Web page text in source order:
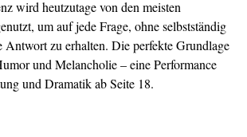
wird heutzutage von den meisten
um auf jede Frage, ohne selbstständig
Antwort zu erhalten. Die perfekte Grundlage
und Melancholie – eine Performance
und Dramatik ab Seite 18.